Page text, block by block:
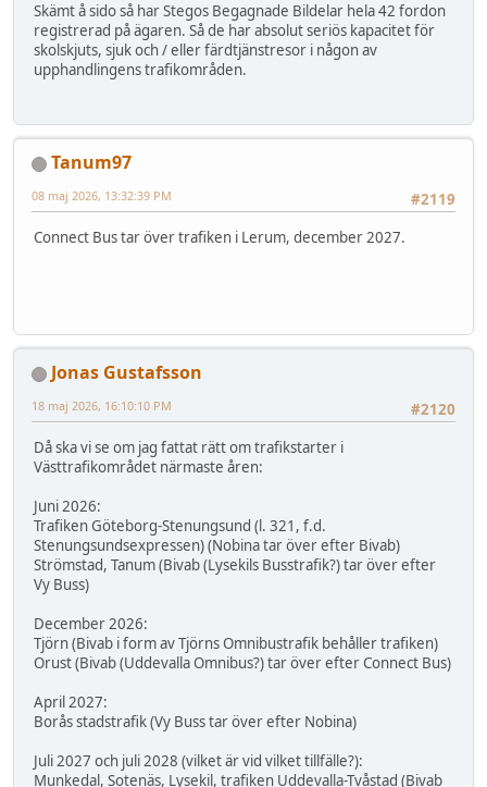
Skämt å sido så har Stegos Begagnade Bildelar hela 42 fordon
registrerad på ägaren. Så de har absolut seriös kapacitet för
skolskjuts, sjuk och / eller färdtjänstresor i någon av
upphandlingens trafikområden.
Tanum97
#2119
08 maj 2026, 13:32:39 PM
Connect Bus tar över trafiken i Lerum, december 2027.
Jonas Gustafsson
#2120
18 maj 2026, 16:10:10 PM
Då ska vi se om jag fattat rätt om trafikstarter i
Västtrafikområdet närmaste åren:
Juni 2026:
Trafiken Göteborg-Stenungsund (l. 321, f.d.
Stenungsundsexpressen) (Nobina tar över efter Bivab)
Strömstad, Tanum (Bivab (Lysekils Busstrafik?) tar över efter
Vy Buss)
December 2026:
Tjörn (Bivab i form av Tjörns Omnibustrafik behåller trafiken)
Orust (Bivab (Uddevalla Omnibus?) tar över efter Connect Bus)
April 2027:
Borås stadstrafik (Vy Buss tar över efter Nobina)
Juli 2027 och juli 2028 (vilket är vid vilket tillfälle?):
Munkedal, Sotenäs, Lysekil, trafiken Uddevalla-Tvåstad (Bivab